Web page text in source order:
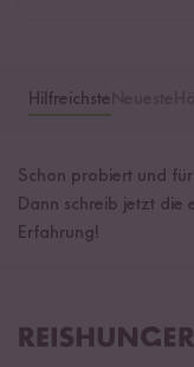
Hilfreichste
Schon probiert und
Dann schreib jetzt die
Erfahrung!